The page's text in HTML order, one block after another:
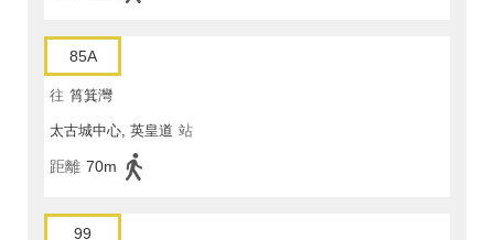
85A
往 筲箕灣
太古城中心, 英皇道 站
距離 70m
99